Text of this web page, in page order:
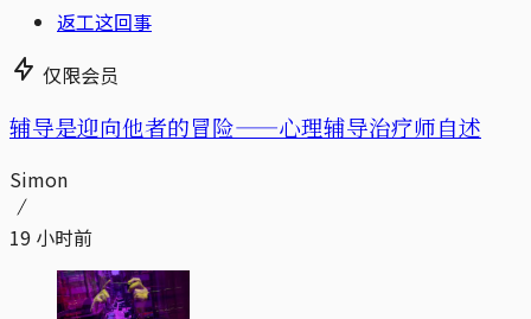
返工这回事
仅限会员
辅导是迎向他者的冒险——心理辅导治疗师自述
Simon
19 小时前